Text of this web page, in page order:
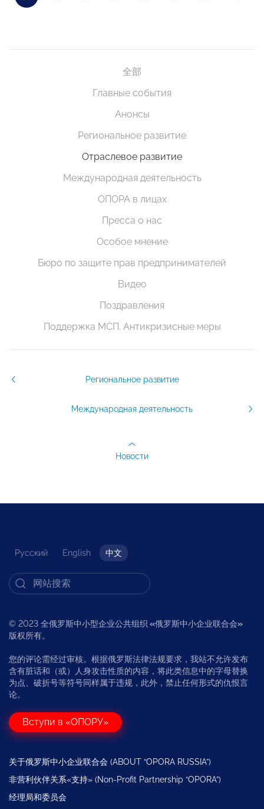
全部
Главные события
Анонсы
Региональное развитие
Отраслевое развитие
Международная деятельность
ОПОРА в лицах
Пресса о нас
Особое мнение
Бюро по защите прав предпринимателей
Видео
Поздравления
Поддержка МСП. Антикризисные меры
Региональное развитие
Международная деятельность
Новости
Русский English 中文
© 2023 全俄罗斯中小型企业公共组织 «俄罗斯中小企业联合会»
版权所有。
您的评论需经过审核。根据俄罗斯法律法规要求，我站不允许发布
含有脏话和（或）人身攻击性质的内容，将此类信息中的字母替换
为点、破折号等符号同样属于违规，此外，禁止任何形式的仇恨言
论。
Вступи в «ОПОРУ»
关于俄罗斯中小企业联合会 (ABOUT “OPORA RUSSIA”)
非营利伙伴关系«支持» (Non-Profit Partnership “OPORA”)
经理局和委员会